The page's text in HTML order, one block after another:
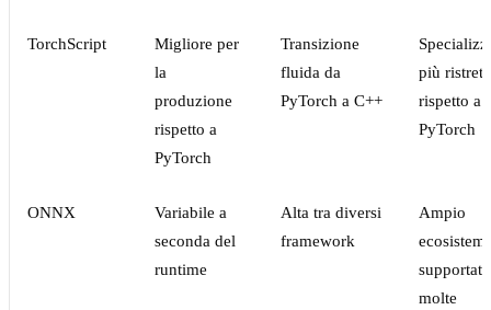
TorchScript
Migliore per
la
produzione
rispetto a
PyTorch
Transizione
fluida da
PyTorch a C++
più
rispetto a
PyTorch
ONNX
Variabile a
seconda del
runtime
Alta tra diversi
framework
Ampio
molte